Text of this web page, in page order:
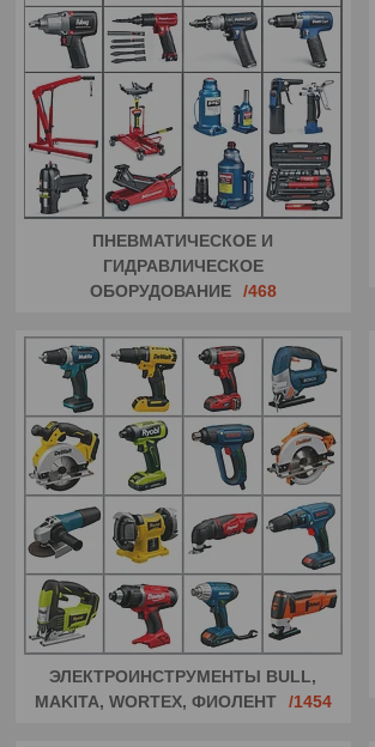
ПНЕВМАТИЧЕСКОЕ И
ГИДРАВЛИЧЕСКОЕ
ОБОРУДОВАНИЕ
468
ЭЛЕКТРОИНСТРУМЕНТЫ BULL,
MAKITA, WORTEX, ФИОЛЕНТ
1454